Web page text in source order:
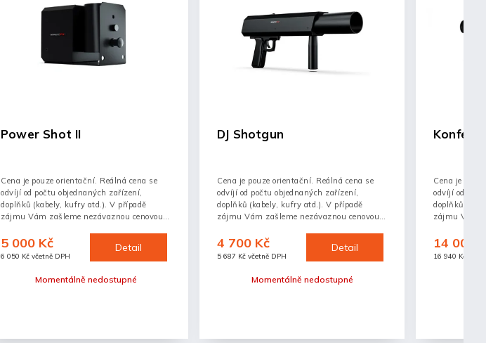
Power Shot II
Momentálně nedostupné
6 050 Kč včetně DPH
5 000 Kč Detail
Cena je pouze orientační. Reálná cena se
odvíjí od počtu objednaných zařízení,
doplňků (kabely, kufry atd.). V případě
zájmu Vám zašleme nezávaznou cenovou
DJ Shotgun
Momentálně nedostupné
5 687 Kč včetně DPH
4 700 Kč Detail
Cena je pouze orientační. Reálná cena se
odvíjí od počtu objednaných zařízení,
doplňků (kabely, kufry atd.). V případě
zájmu Vám zašleme nezávaznou cenovou
Konfety
16 940 Kč
14 000
Cena je
odvíjí od
doplňků
zájmu Vám